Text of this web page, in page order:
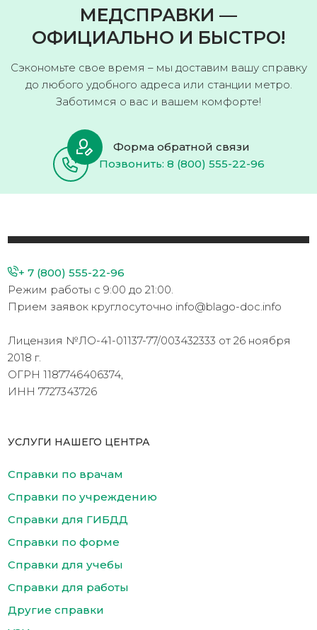
МЕДСПРАВКИ —
ОФИЦИАЛЬНО И БЫСТРО!
Сэкономьте свое время – мы доставим вашу справку
до любого удобного адреса или станции метро.
Заботимся о вас и вашем комфорте!
Форма обратной связи
Позвонить: 8 (800) 555-22-96
+ 7 (800) 555-22-96
Режим работы с 9:00 до 21:00.
Прием заявок круглосуточно info@blago-doc.info
Лицензия №ЛО-41-01137-77/003432333 от 26 ноября
2018 г.
ОГРН 1187746406374,
ИНН 7727343726
УСЛУГИ НАШЕГО ЦЕНТРА
Справки по врачам
Справки по учреждению
Справки для ГИБДД
Справки по форме
Справки для учебы
Справки для работы
Другие справки